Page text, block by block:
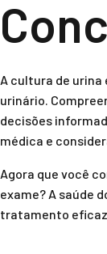
A cultura de
urinário.
decisões
médica e
Agora que você
exame? A saúde
tratamento